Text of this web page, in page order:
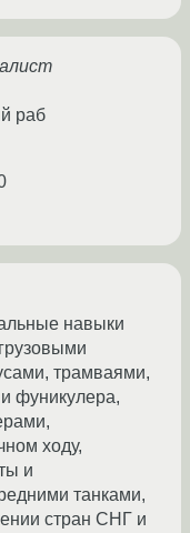
раб
навыки
трамваями,
фуникулера,
ходу,
и
танками,
стран СНГ и